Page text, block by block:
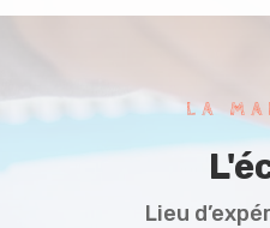
LA
Lieu